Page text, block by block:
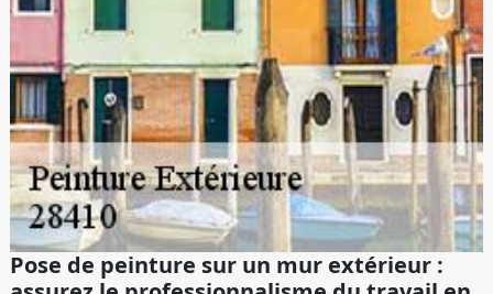
Pose de peinture sur un mur extérieur :